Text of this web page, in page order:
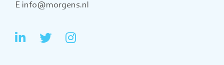
E info@morgens.nl
Ga
Ga
Ga